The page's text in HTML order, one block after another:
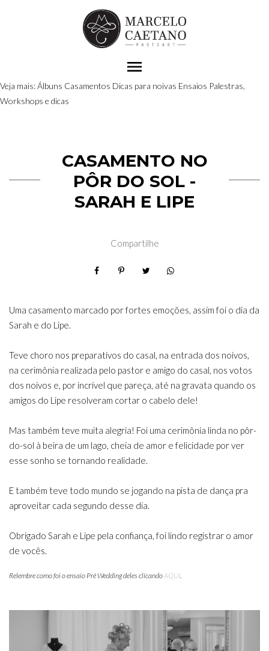
menu
Veja mais:Álbuns Casamentos Dicas para noivas Ensaios Palestras,
Workshops e dicas
CASAMENTO NO
PÔR DO SOL -
SARAH E LIPE
Compartilhe
Uma casamento marcado por fortes emoções, assim foi o dia da
Sarah e do Lipe.
Teve choro nos preparativos do casal, na entrada dos noivos,
na cerimônia realizada pelo pastor e amigo do casal, nos votos
dos noivos e, por incrível que pareça, até na gravata quando os
amigos do Lipe resolveram cortar o cabelo dele!
Mas também teve muita alegria! Foi uma cerimônia linda no pôr-
do-sol à beira de um lago, cheia de amor e felicidade por ver
esse sonho se tornando realidade.
E também teve todo mundo se jogando na pista de dança pra
aproveitar cada segundo desse dia.
Obrigado Sarah e Lipe pela confiança, foi lindo registrar o amor
de vocês.
Relembre como foi o ensaio Pré Wedding deles clicandoAQUI.